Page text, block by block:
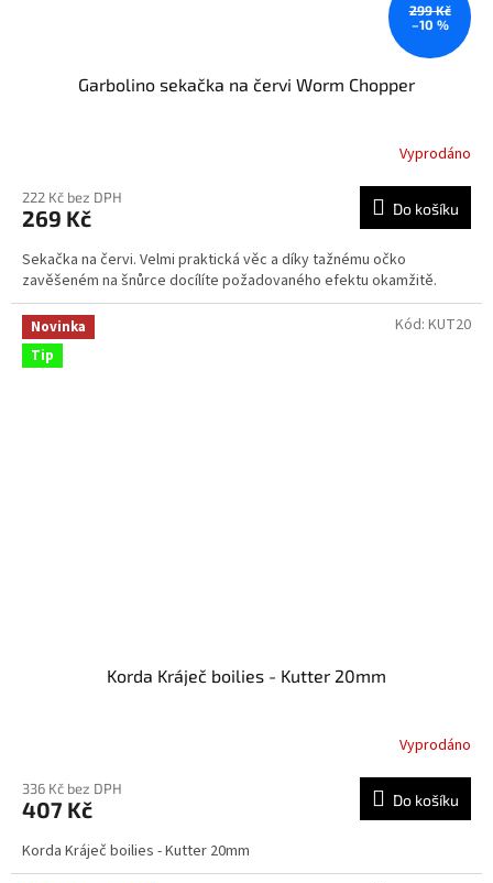
299 Kč
–10 %
Garbolino sekačka na červi Worm Chopper
Vyprodáno
222 Kč bez DPH
269 Kč Do košíku
Sekačka na červi. Velmi praktická věc a díky tažnému očko
zavěšeném na šnůrce docílíte požadovaného efektu okamžitě.
Novinka
Tip
Korda Kráječ boilies - Kutter 20mm
Vyprodáno
336 Kč bez DPH
407 Kč Do košíku
Korda Kráječ boilies - Kutter 20mm
Kód: KUT20